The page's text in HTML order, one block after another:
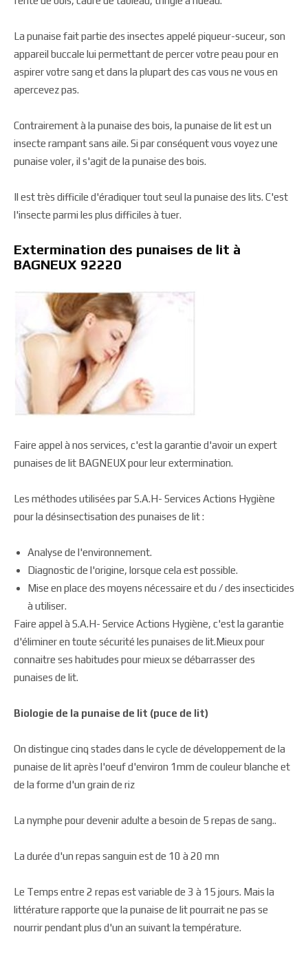
La punaise fait partie des insectes appelé piqueur-suceur, son
appareil buccale lui permettant de percer votre peau pour en
aspirer votre sang et dans la plupart des cas vous ne vous en
apercevez pas.
Contrairement à la punaise des bois, la punaise de lit est un
insecte rampant sans aile. Si par conséquent vous voyez une
punaise voler, il s'agit de la punaise des bois.
Il est très difficile d'éradiquer tout seul la punaise des lits. C'est
l'insecte parmi les plus difficiles à tuer.
Extermination des punaises de lit à
BAGNEUX 92220
Faire appel à nos services, c'est la garantie d'avoir un expert
punaises de lit BAGNEUX pour leur extermination.
Les méthodes utilisées par S.A.H- Services Actions Hygiène
pour la désinsectisation des punaises de lit :
Analyse de l'environnement.
Diagnostic de l'origine, lorsque cela est possible.
Mise en place des moyens nécessaire et du / des insecticides
à utiliser.
Faire appel à S.A.H- Service Actions Hygiène, c'est la garantie
d'éliminer en toute sécurité les punaises de lit.Mieux pour
connaitre ses habitudes pour mieux se débarrasser des
punaises de lit.
Biologie de la punaise de lit (puce de lit)
On distingue cinq stades dans le cycle de développement de la
punaise de lit après l'oeuf d'environ 1mm de couleur blanche et
de la forme d'un grain de riz
La nymphe pour devenir adulte a besoin de 5 repas de sang..
La durée d'un repas sanguin est de 10 à 20 mn
Le Temps entre 2 repas est variable de 3 à 15 jours. Mais la
littérature rapporte que la punaise de lit pourrait ne pas se
nourrir pendant plus d'un an suivant la température.